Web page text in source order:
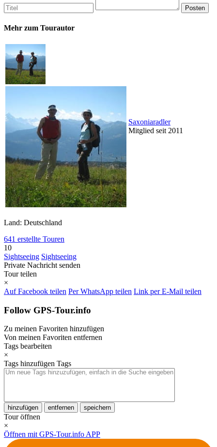
Mehr zum Tourautor
Saxoniaradler
Mitglied seit 2011
Land: Deutschland
641 erstellte Touren
10
Sightseeing Sightseeing
Private Nachricht senden
Tour teilen
×
Auf Facebook teilen Per WhatsApp teilen Link per E-Mail teilen
Follow GPS-Tour.info
Zu meinen Favoriten hinzufügen
Von meinen Favoriten entfernen
Tags bearbeiten
×
Tags hinzufügen Tags
hinzufügen entfernen speichern
Tour öffnen
×
Öffnen mit GPS-Tour.info APP